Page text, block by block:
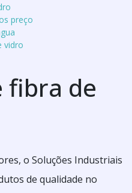
preço
vidro
fibra de
o Soluções Industriais
de qualidade no